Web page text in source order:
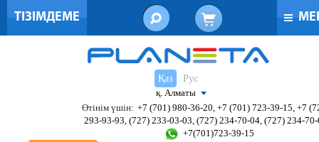
ТІЗІМДЕМЕ
Қаз
Рус
қ. Алматы
Өтінім үшін: +7 (701) 980-36-20, +7 (701) 723-39-15, +7
293-93-93, (727) 233-03-03, (727) 234-70-04, (727) 234-
+7(701)723-39-15